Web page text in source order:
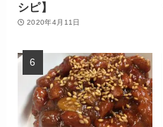
シピ】
2020年4月11日